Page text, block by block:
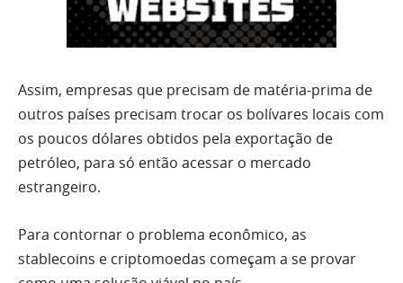
Assim, empresas que precisam de matéria-prima de
outros países precisam trocar os bolívares locais com
os poucos dólares obtidos pela exportação de
petróleo, para só então acessar o mercado
estrangeiro.
Para contornar o problema econômico, as
stablecoins e criptomoedas começam a se provar